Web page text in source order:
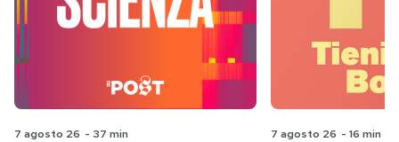
7 agosto 26 - 37 min 7 agosto 26 - 16 min